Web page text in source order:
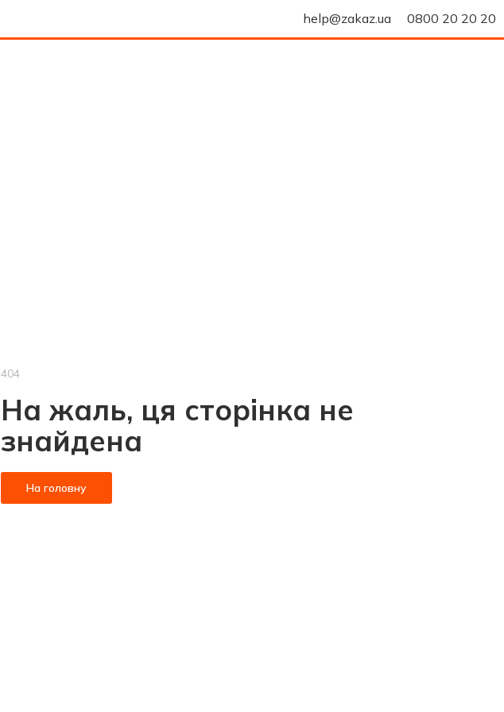
help@zakaz.ua 0800 20 20 20
404
На жаль, ця сторінка не
знайдена
На головну